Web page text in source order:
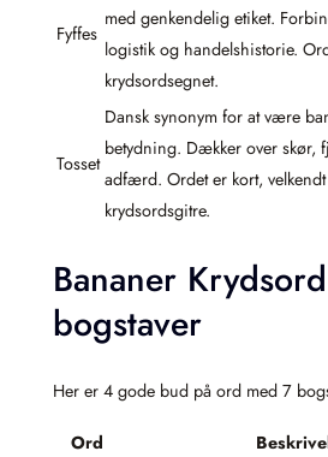
Fyffes
med genkendelig etiket.
logistik og handelshistorie.
krydsordsegnet.
Tosset
Dansk synonym for at være
betydning. Dækker over skør,
adfærd. Ordet er kort,
krydsordsgitre.
Bananer
bogstaver
Her er 4 gode bud på ord med 7
Ord